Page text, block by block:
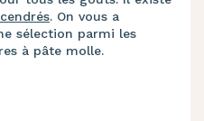
. On vous a
sélection parmi les
à pâte molle.